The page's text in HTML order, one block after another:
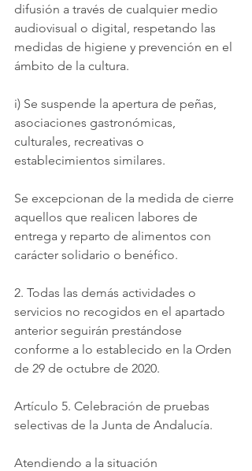
difusión a través de cualquier medio
audiovisual o digital, respetando las
medidas de higiene y prevención en el
ámbito de la cultura.
i) Se suspende la apertura de peñas,
asociaciones gastronómicas,
culturales, recreativas o
establecimientos similares.
Se excepcionan de la medida de cierre
aquellos que realicen labores de
entrega y reparto de alimentos con
carácter solidario o benéfico.
2. Todas las demás actividades o
servicios no recogidos en el apartado
anterior seguirán prestándose
conforme a lo establecido en la Orden
de 29 de octubre de 2020.
Artículo 5. Celebración de pruebas
selectivas de la Junta de Andalucía.
Atendiendo a la situación